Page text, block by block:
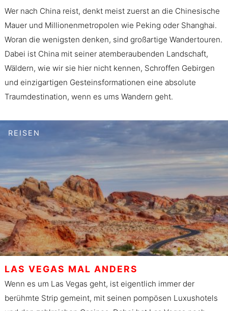
Wer nach China reist, denkt meist zuerst an die Chinesische
Mauer und Millionenmetropolen wie Peking oder Shanghai.
Woran die wenigsten denken, sind großartige Wandertouren.
Dabei ist China mit seiner atemberaubenden Landschaft,
Wäldern, wie wir sie hier nicht kennen, Schroffen Gebirgen
und einzigartigen Gesteinsformationen eine absolute
Traumdestination, wenn es ums Wandern geht.
REISEN
LAS VEGAS MAL ANDERS
Wenn es um Las Vegas geht, ist eigentlich immer der
berühmte Strip gemeint, mit seinen pompösen Luxushotels